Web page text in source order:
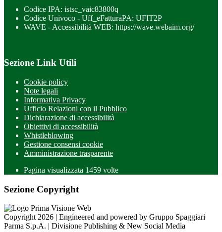
Codice IPA: istsc_vaic83800q
Codice Univoco - Uff_eFatturaPA: UFIT2P
WAVE - Accessibilità WEB: https://wave.webaim.org/
Sezione Link Utili
Cookie policy
Note legali
Informativa Privacy
Ufficio Relazioni con il Pubblico
Dichiarazione di accessibilità
Obiettivi di accessibilità
Whistleblowing
Gestione consensi cookie
Amministrazione trasparente
Pagina visualizzata 1459 volte
Sezione Copyright
Copyright 2026 | Engineered and powered by Gruppo Spaggiari
Parma S.p.A. | Divisione Publishing & New Social Media